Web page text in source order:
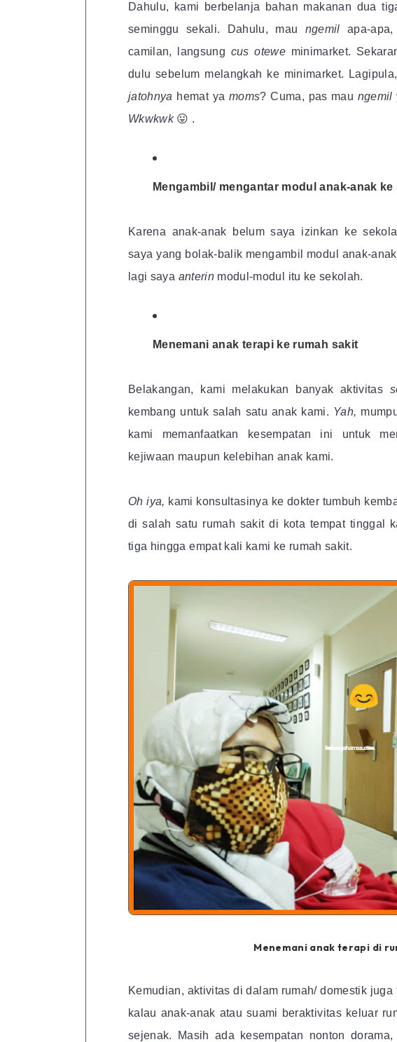
Dahulu, kami berbelanja bahan makanan dua
seminggu sekali. Dahulu, mau ngemil apa-
camilan, langsung cus otewe minimarket.
dulu sebelum melangkah ke minimarket.
jatohnya hemat ya moms? Cuma, pas mau ngemil
Wkwkwk 😛 .
Mengambil/ mengantar modul anak-anak ke
Karena anak-anak belum saya izinkan ke
saya yang bolak-balik mengambil modul anak-
lagi saya anterin modul-modul itu ke sekolah.
Menemani anak terapi ke rumah sakit
Belakangan, kami melakukan banyak aktivitas
kembang untuk salah satu anak kami. Yah,
kami memanfaatkan kesempatan ini untuk
kejiwaan maupun kelebihan anak kami.
Oh iya, kami konsultasinya ke dokter tumbuh
di salah satu rumah sakit di kota tempat tinggal
tiga hingga empat kali kami ke rumah sakit.
Menemani anak terapi di
Kemudian, aktivitas di dalam rumah/ domestik juga
kalau anak-anak atau suami beraktivitas keluar
sejenak. Masih ada kesempatan nonton